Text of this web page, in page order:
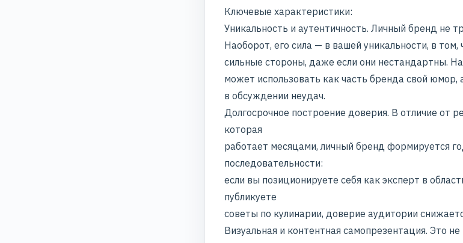
Ключевые характеристики:
Уникальность и аутентичность. Личный бренд не
Наоборот, его сила — в вашей уникальности, в
сильные стороны, даже если они нестандартны.
может использовать как часть бренда свой
в обсуждении неудач.
Долгосрочное построение доверия. В отличие от
которая
работает месяцами, личный бренд формируется
последовательности:
если вы позиционируете себя как эксперт в
публикуете
советы по кулинарии, доверие аудитории
Визуальная и контентная самопрезентация. Это